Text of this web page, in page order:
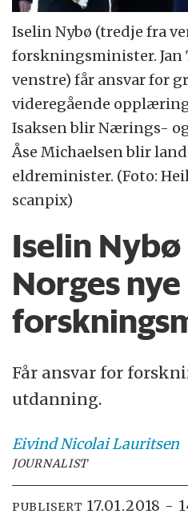
Iselin Nybø (tredje fra
forskningsminister. Jan
venstre) får ansvar for
videregående
Isaksen blir Nærings-
Åse Michaelsen blir
eldreminister. (Foto:
scanpix)
Iselin Nybø
Norges nye
Får ansvar for
utdanning.
Eivind NicolaiLauritsen
JOURNALIST
PUBLISERT 17.01.2018 -